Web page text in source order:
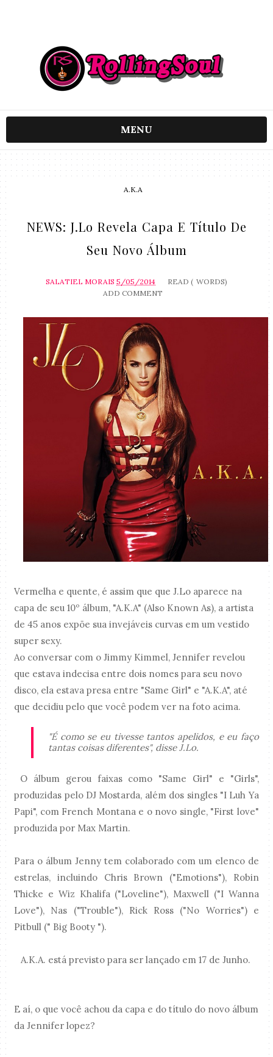
MENU
A.K.A
NEWS: J.Lo Revela Capa E Título De
Seu Novo Álbum
SALATIEL MORAIS 5/05/2014 READ ( WORDS)
ADD COMMENT
Vermelha e quente, é assim que que J.Lo aparece na
capa de seu 10º álbum, "A.K.A" (Also Known As), a artista
de 45 anos expõe sua invejáveis curvas em um vestido
super sexy.
Ao conversar com o Jimmy Kimmel, Jennifer revelou
que estava indecisa entre dois nomes para seu novo
disco, ela estava presa entre "Same Girl" e "A.K.A", até
que decidiu pelo que você podem ver na foto acima.
"É como se eu tivesse tantos apelidos, e eu faço
tantas coisas diferentes", disse J.Lo.
O álbum gerou faixas como "Same Girl" e "Girls",
produzidas pelo DJ Mostarda, além dos singles "I Luh Ya
Papi", com French Montana e o novo single, "First love"
produzida por Max Martin.
Para o álbum Jenny tem colaborado com um elenco de
estrelas, incluindo Chris Brown ("Emotions"), Robin
Thicke e Wiz Khalifa ("Loveline"), Maxwell ("I Wanna
Love"), Nas ("Trouble"), Rick Ross ("No Worries") e
Pitbull (" Big Booty ").
A.K.A. está previsto para ser lançado em 17 de Junho.
E aí, o que você achou da capa e do título do novo álbum
da Jennifer lopez?